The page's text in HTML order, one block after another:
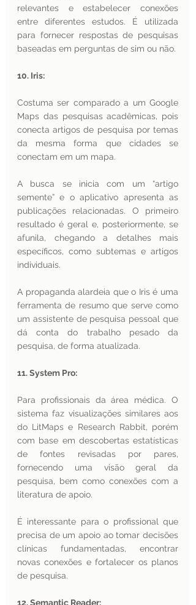
relevantes e estabelecer conexões
entre diferentes estudos. É utilizada
para fornecer respostas de pesquisas
baseadas em perguntas de sim ou não.
10. Iris:
Costuma ser comparado a um Google
Maps das pesquisas acadêmicas, pois
conecta artigos de pesquisa por temas
da mesma forma que cidades se
conectam em um mapa.
A busca se inicia com um “artigo
semente” e o aplicativo apresenta as
publicações relacionadas. O primeiro
resultado é geral e, posteriormente, se
afunila, chegando a detalhes mais
específicos, como subtemas e artigos
individuais.
A propaganda alardeia que o Iris é uma
ferramenta de resumo que serve como
um assistente de pesquisa pessoal que
dá conta do trabalho pesado da
pesquisa, de forma atualizada.
11. System Pro:
Para profissionais da área médica. O
sistema faz visualizações similares aos
do LitMaps e Research Rabbit, porém
com base em descobertas estatísticas
de fontes revisadas por pares,
fornecendo uma visão geral da
pesquisa, bem como conexões com a
literatura de apoio.
É interessante para o profissional que
precisa de um apoio ao tomar decisões
clínicas fundamentadas, encontrar
novas conexões e fortalecer os planos
de pesquisa.
12. Semantic Reader: